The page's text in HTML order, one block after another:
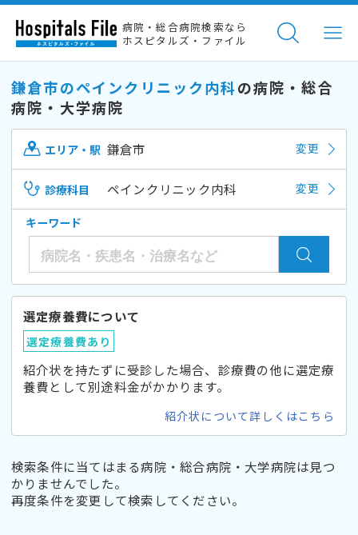
病院・総合病院検索なら
ホスピタルズ・ファイル
鎌倉市のペインクリニック内科の病院・総合
病院・大学病院
エリア・駅 鎌倉市 変更
診療科目 ペインクリニック内科 変更
キーワード
選定療養費について
選定療養費あり
紹介状を持たずに受診した場合、診療費の他に選定療
養費として別途料金がかかります。
紹介状について詳しくはこちら
検索条件に当てはまる病院・総合病院・大学病院は見つ
かりませんでした。
再度条件を変更して検索してください。